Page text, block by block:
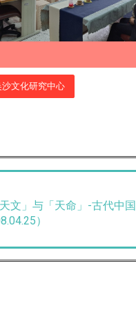
沙文化研究中心
文」与「天命」-古代中国
）